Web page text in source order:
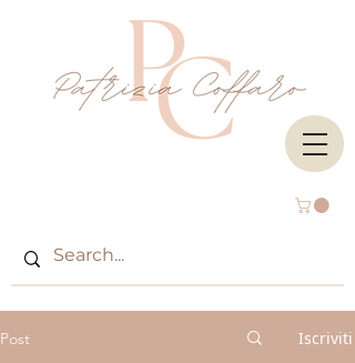
Post Iscriviti